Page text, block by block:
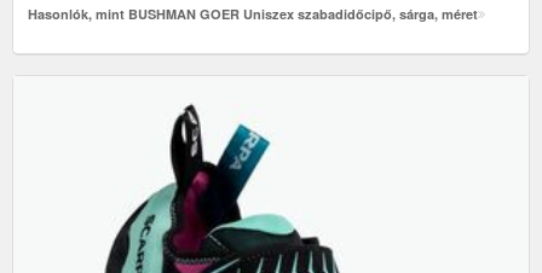
Hasonlók, mint BUSHMAN GOER Uniszex szabadidőcipő, sárga, méret